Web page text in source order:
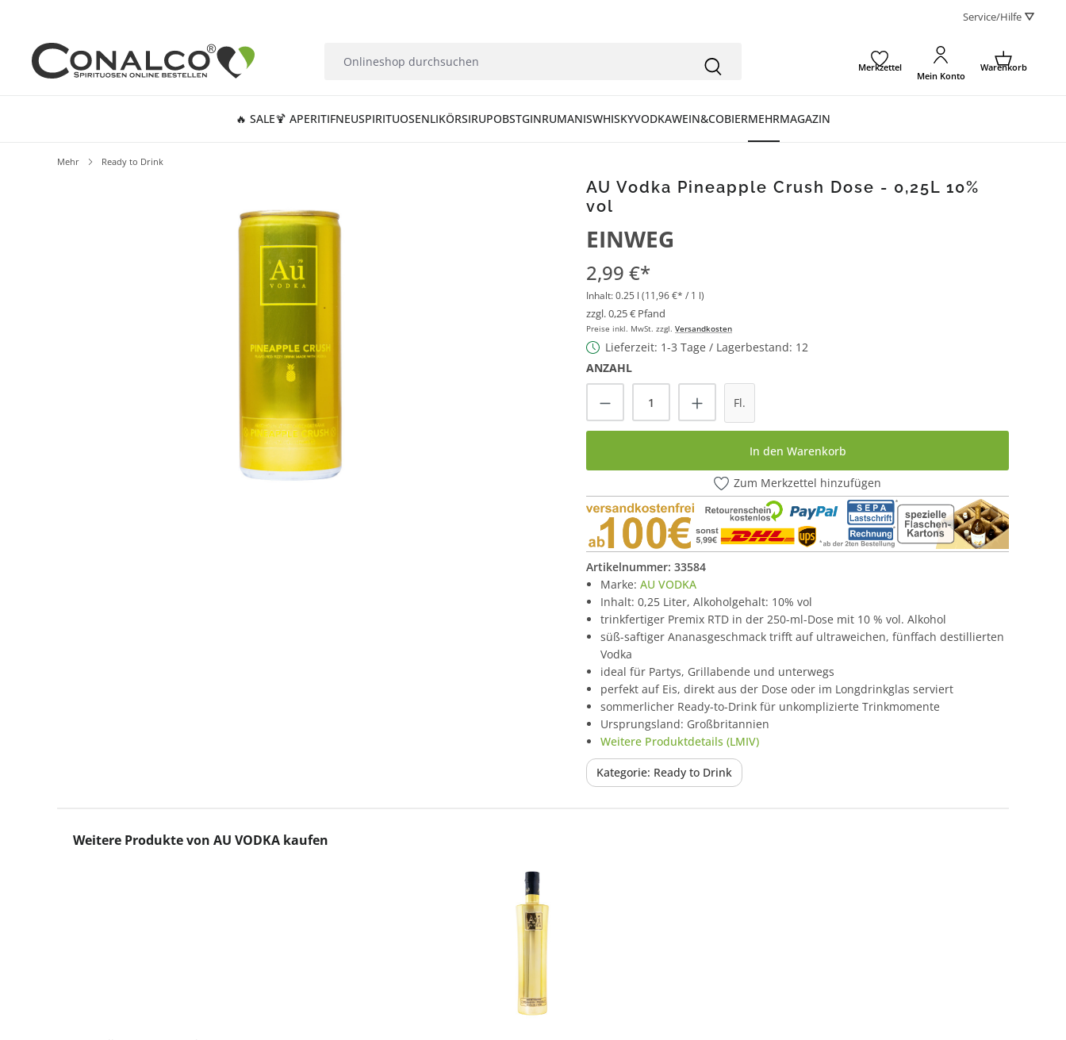
Service/Hilfe ⛛
Merkzettel
Mein Konto
Warenkorb
🔥 SALE🍹 APERITIFNEUSPIRITUOSENLIKÖRSIRUPOBSTGINRUMANISWHISKYVODKAWEIN&COBIERMEHRMAGAZIN
Mehr Ready to Drink
AU Vodka Pineapple Crush Dose - 0,25L 10%
vol
EINWEG
2,99 €*
Inhalt:0.25 l (11,96 €* / 1 l)
zzgl. 0,25 € Pfand
Preise inkl. MwSt. zzgl. Versandkosten
Lieferzeit: 1-3 Tage / Lagerbestand: 12
ANZAHL
Produkt Anzahl: Gib den gewünschten Wert ein
Fl.
In den Warenkorb
Zum Merkzettel hinzufügen
Artikelnummer: 33584
Marke: AU VODKA
Inhalt: 0,25 Liter, Alkoholgehalt: 10% vol
trinkfertiger Premix RTD in der 250-ml-Dose mit 10 % vol. Alkohol
süß-saftiger Ananasgeschmack trifft auf ultraweichen, fünffach destillierten
Vodka
ideal für Partys, Grillabende und unterwegs
perfekt auf Eis, direkt aus der Dose oder im Longdrinkglas serviert
sommerlicher Ready-to-Drink für unkomplizierte Trinkmomente
Ursprungsland: Großbritannien
Weitere Produktdetails (LMIV)
Kategorie: Ready to Drink
Produktgalerie überspringen
Weitere Produkte von AU VODKA kaufen
In den Korb